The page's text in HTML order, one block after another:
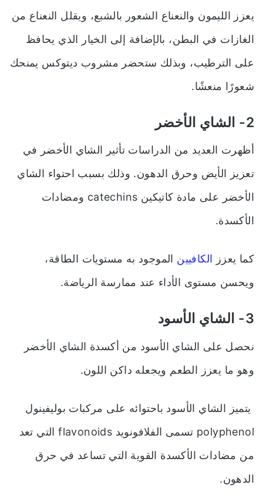
يعزز الليمون والنعناع الشعور بالشبع، ويقلل النعناع من
الغازات في البطن، بالإضافة إلى الخيار الذي يحافظ
على الترطيب، وبذلك ستحضر مشروب ديتوكس يمنحك
شعورًا منعشًا.
2- الشاي الأخضر
أظهرت العديد من الدراسات تأثير الشاي الأخضر في
تعزيز الأيض وحرق الدهون. وذلك بسبب احتواء الشاي
الأخضر على مادة كاتيكين catechins ومضادات
الأكسدة.
كما يعزز الكافيين الموجود به مستويات الطاقة،
ويحسن مستوى الأداء عند ممارسة الرياضة.
3- الشاي الأسود
نحصل على الشاي الأسود من أكسدة الشاي الأخضر
وهو ما يعزز الطعم ويجعله داكن اللون.
يتميز الشاي الأسود باحتوائه على مركبات بوليفينول
polyphenol تسمى الفلافونويد flavonoids التي تعد
من مضادات الأكسدة القوية التي تساعد في حرق
الدهون.